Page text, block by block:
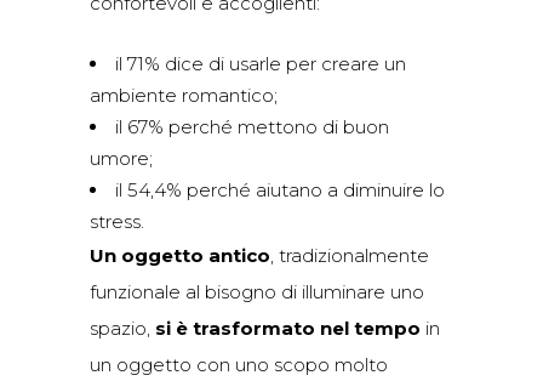
il 71% dice di usarle per creare un
ambiente romantico;
il 67% perché mettono di buon
umore;
il 54,4% perché aiutano a diminuire lo
stress.
Un oggetto antico, tradizionalmente
funzionale al bisogno di illuminare uno
spazio, si è trasformato nel tempo in
un oggetto con uno scopo molto